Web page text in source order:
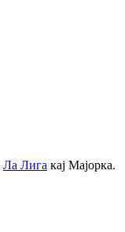
Ла Лига кај Мајорка.